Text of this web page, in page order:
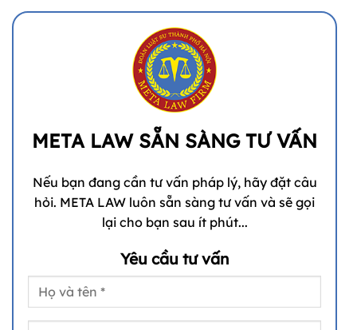
META LAW SẴN SÀNG TƯ VẤN
Nếu bạn đang cần tư vấn pháp lý, hãy đặt câu
hỏi. META LAW luôn sẵn sàng tư vấn và sẽ gọi
lại cho bạn sau ít phút...
Yêu cầu tư vấn